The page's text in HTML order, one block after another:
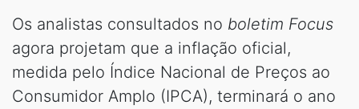
Os analistas consultados no boletim Focus
agora projetam que a inflação oficial,
medida pelo Índice Nacional de Preços ao
Consumidor Amplo (IPCA), terminará o ano